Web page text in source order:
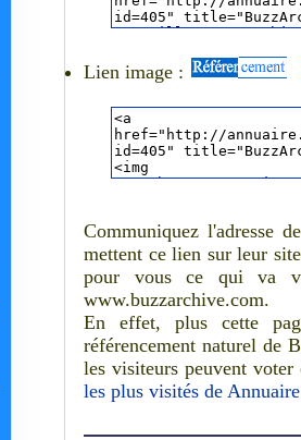
Lien image :
Communiquez l'adresse
mettent ce lien sur leur
pour vous ce qui va
www.buzzarchive.com.
En effet, plus cette
référencement naturel de
les visiteurs peuvent
les plus visités de